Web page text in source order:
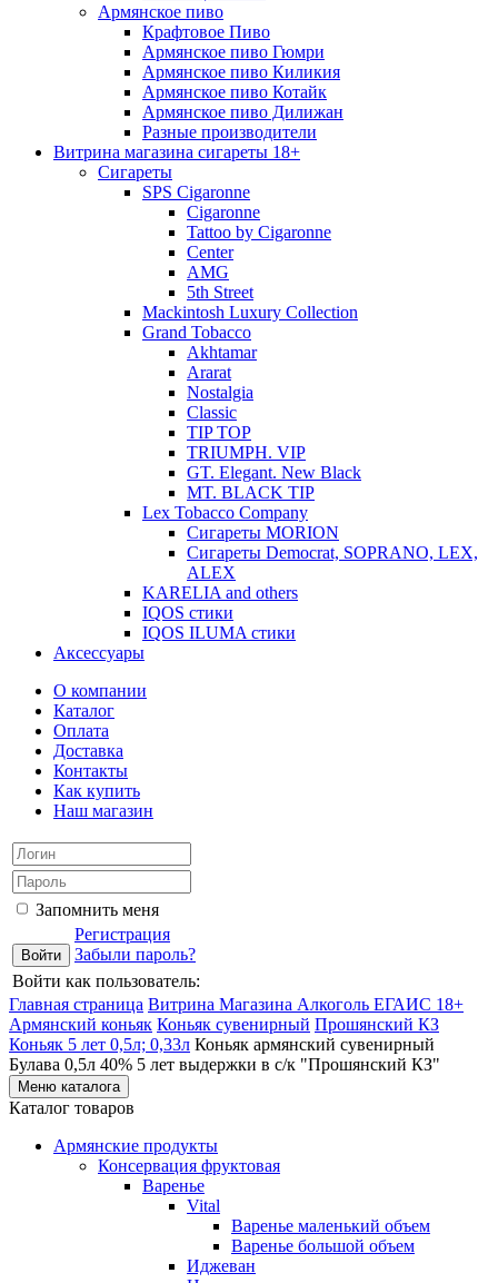
Армянское пиво
Крафтовое Пиво
Армянское пиво Гюмри
Армянское пиво Киликия
Армянское пиво Котайк
Армянское пиво Дилижан
Разные производители
Витрина магазина сигареты 18+
Cигареты
SPS Cigaronne
Сigaronne
Tattoo by Cigaronne
Center
AMG
5th Street
Mackintosh Luxury Collection
Grand Tobacco
Akhtamar
Ararat
Nostalgia
Classic
TIP TOP
TRIUMPH. VIP
GT. Elegant. New Black
MT. BLACK TIP
Lex Tobacco Company
Сигареты MORION
Сигареты Democrat, SOPRANO, LEX,
ALEX
KARELIA and others
IQOS стики
IQOS ILUMA стики
Аксессуары
О компании
Каталог
Оплата
Доставка
Контакты
Как купить
Наш магазин
Запомнить меня
Регистрация
Забыли пароль?
Войти как пользователь:
Главная страница Витрина Магазина Алкоголь ЕГАИС 18+
Армянский коньяк Коньяк сувенирный Прошянский КЗ
Коньяк 5 лет 0,5л; 0,33л Коньяк армянский сувенирный
Булава 0,5л 40% 5 лет выдержки в с/к "Прошянский КЗ"
Меню каталога
Каталог товаров
Армянские продукты
Консервация фруктовая
Варенье
Vital
Варенье маленький объем
Варенье большой объем
Иджеван